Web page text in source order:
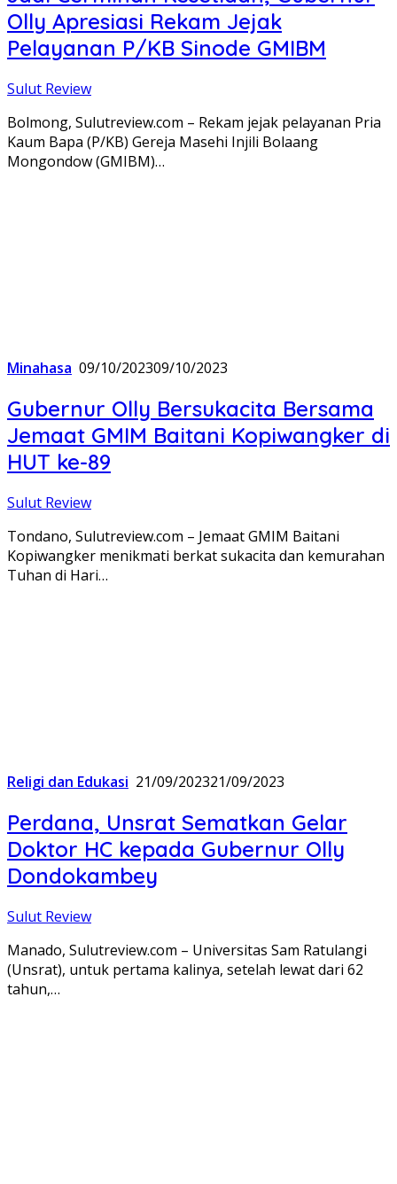
Olly Apresiasi Rekam Jejak
Pelayanan P/KB Sinode GMIBM
Sulut Review
Bolmong, Sulutreview.com – Rekam jejak pelayanan Pria
Kaum Bapa (P/KB) Gereja Masehi Injili Bolaang
Mongondow (GMIBM)…
Minahasa 09/10/202309/10/2023
Gubernur Olly Bersukacita Bersama
Jemaat GMIM Baitani Kopiwangker di
HUT ke-89
Sulut Review
Tondano, Sulutreview.com – Jemaat GMIM Baitani
Kopiwangker menikmati berkat sukacita dan kemurahan
Tuhan di Hari…
Religi dan Edukasi 21/09/202321/09/2023
Perdana, Unsrat Sematkan Gelar
Doktor HC kepada Gubernur Olly
Dondokambey
Sulut Review
Manado, Sulutreview.com – Universitas Sam Ratulangi
(Unsrat), untuk pertama kalinya, setelah lewat dari 62
tahun,…